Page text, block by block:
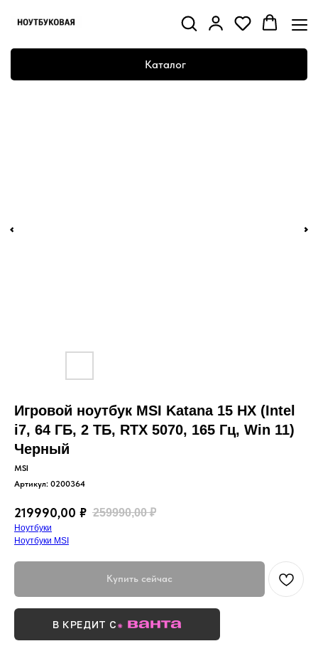
Каталог
Игровой ноутбук MSI Katana 15 HX (Intel
i7, 64 ГБ, 2 ТБ, RTX 5070, 165 Гц, Win 11)
Черный
MSI
Артикул: 0200364
219990,00 ₽ 259990,00 ₽
Ноутбуки
Ноутбуки MSI
Купить сейчас
В КРЕДИТ С